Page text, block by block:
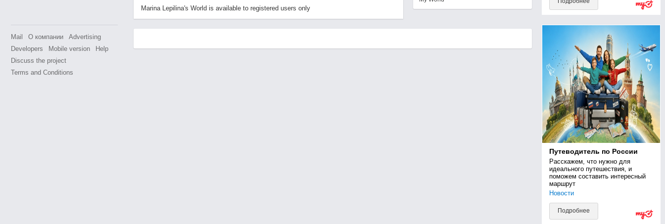
Mail О компании
Advertising
Developers
Mobile version
Help
Discuss the project
Terms and Conditions
Marina Lepilina's World is available to registered users only
Путеводитель по России
Расскажем, что нужно для
идеального путешествия, и
поможем составить интересный
маршрут
Новости
Подробнее